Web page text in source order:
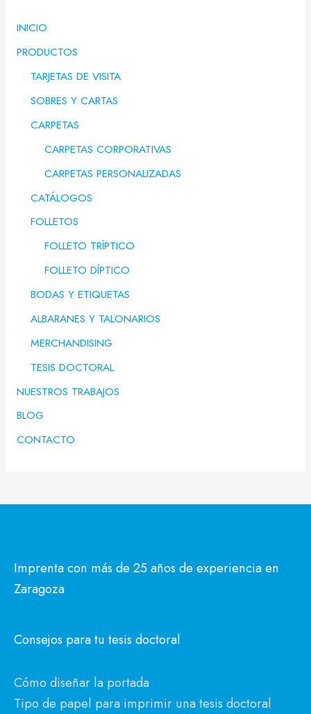
INICIO
PRODUCTOS
TARJETAS DE VISITA
SOBRES Y CARTAS
CARPETAS
CARPETAS CORPORATIVAS
CARPETAS PERSONALIZADAS
CATÁLOGOS
FOLLETOS
FOLLETO TRÍPTICO
FOLLETO DÍPTICO
BODAS Y ETIQUETAS
ALBARANES Y TALONARIOS
MERCHANDISING
TESIS DOCTORAL
NUESTROS TRABAJOS
BLOG
CONTACTO
Imprenta con más de 25 años de experiencia en
Zaragoza
Consejos para tu tesis doctoral
Cómo diseñar la portada
Tipo de papel para imprimir una tesis doctoral